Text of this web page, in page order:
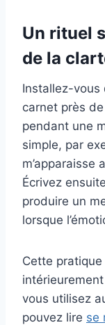
Un rituel
de la
Installez-vous
carnet près
pendant une
simple, par
m’apparaisse
Écrivez
produire un
lorsque
Cette pratique
vous utilisez
pouvez lire se